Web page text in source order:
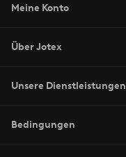
Meine Konto
Über Jotex
Unsere Dienstleistungen
Bedingungen